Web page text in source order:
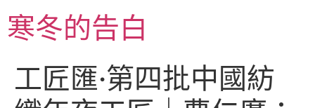
至
主寒冬的告白
工匠匯·第四批中國紡